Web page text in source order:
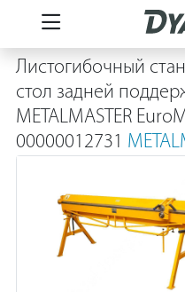
Листогибочный
стол задней
METALMASTER
00000012731